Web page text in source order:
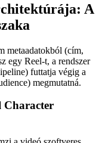
A
metaadatokból (cím,
egy Reel-t, a rendszer
futtatja végig a
megmutatná.
Character